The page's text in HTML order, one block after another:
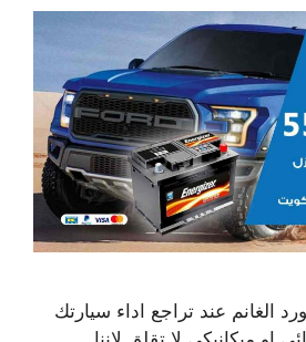
الغانم عند تراجع اداء سيارتك